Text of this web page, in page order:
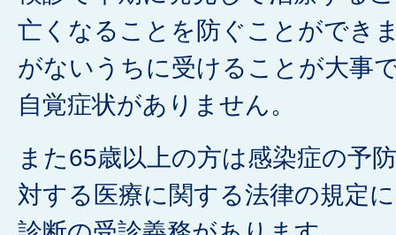
亡くなることを防ぐことができ
がないうちに受けることが大事
自覚症状がありません。
また65歳以上の方は感染症の予
対する医療に関する法律の規定